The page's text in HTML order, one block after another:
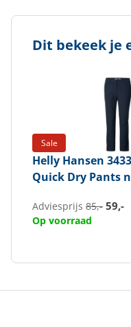
Dit bekeek je
Sale
Helly Hansen
Quick Dry Pants
Adviesprijs 85,- 59,-
Op voorraad